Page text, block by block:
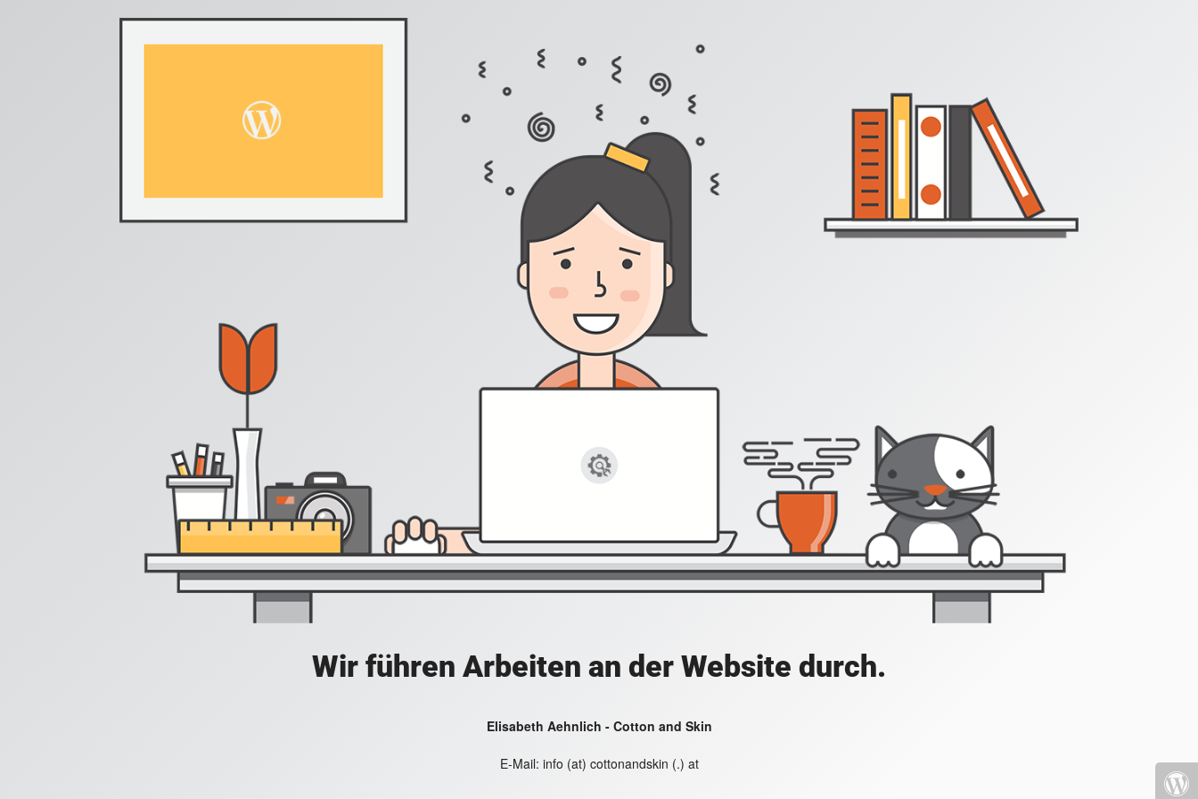
Wir führen Arbeiten an der Website durch.
Elisabeth Aehnlich - Cotton and Skin
E-Mail: info (at) cottonandskin (.) at